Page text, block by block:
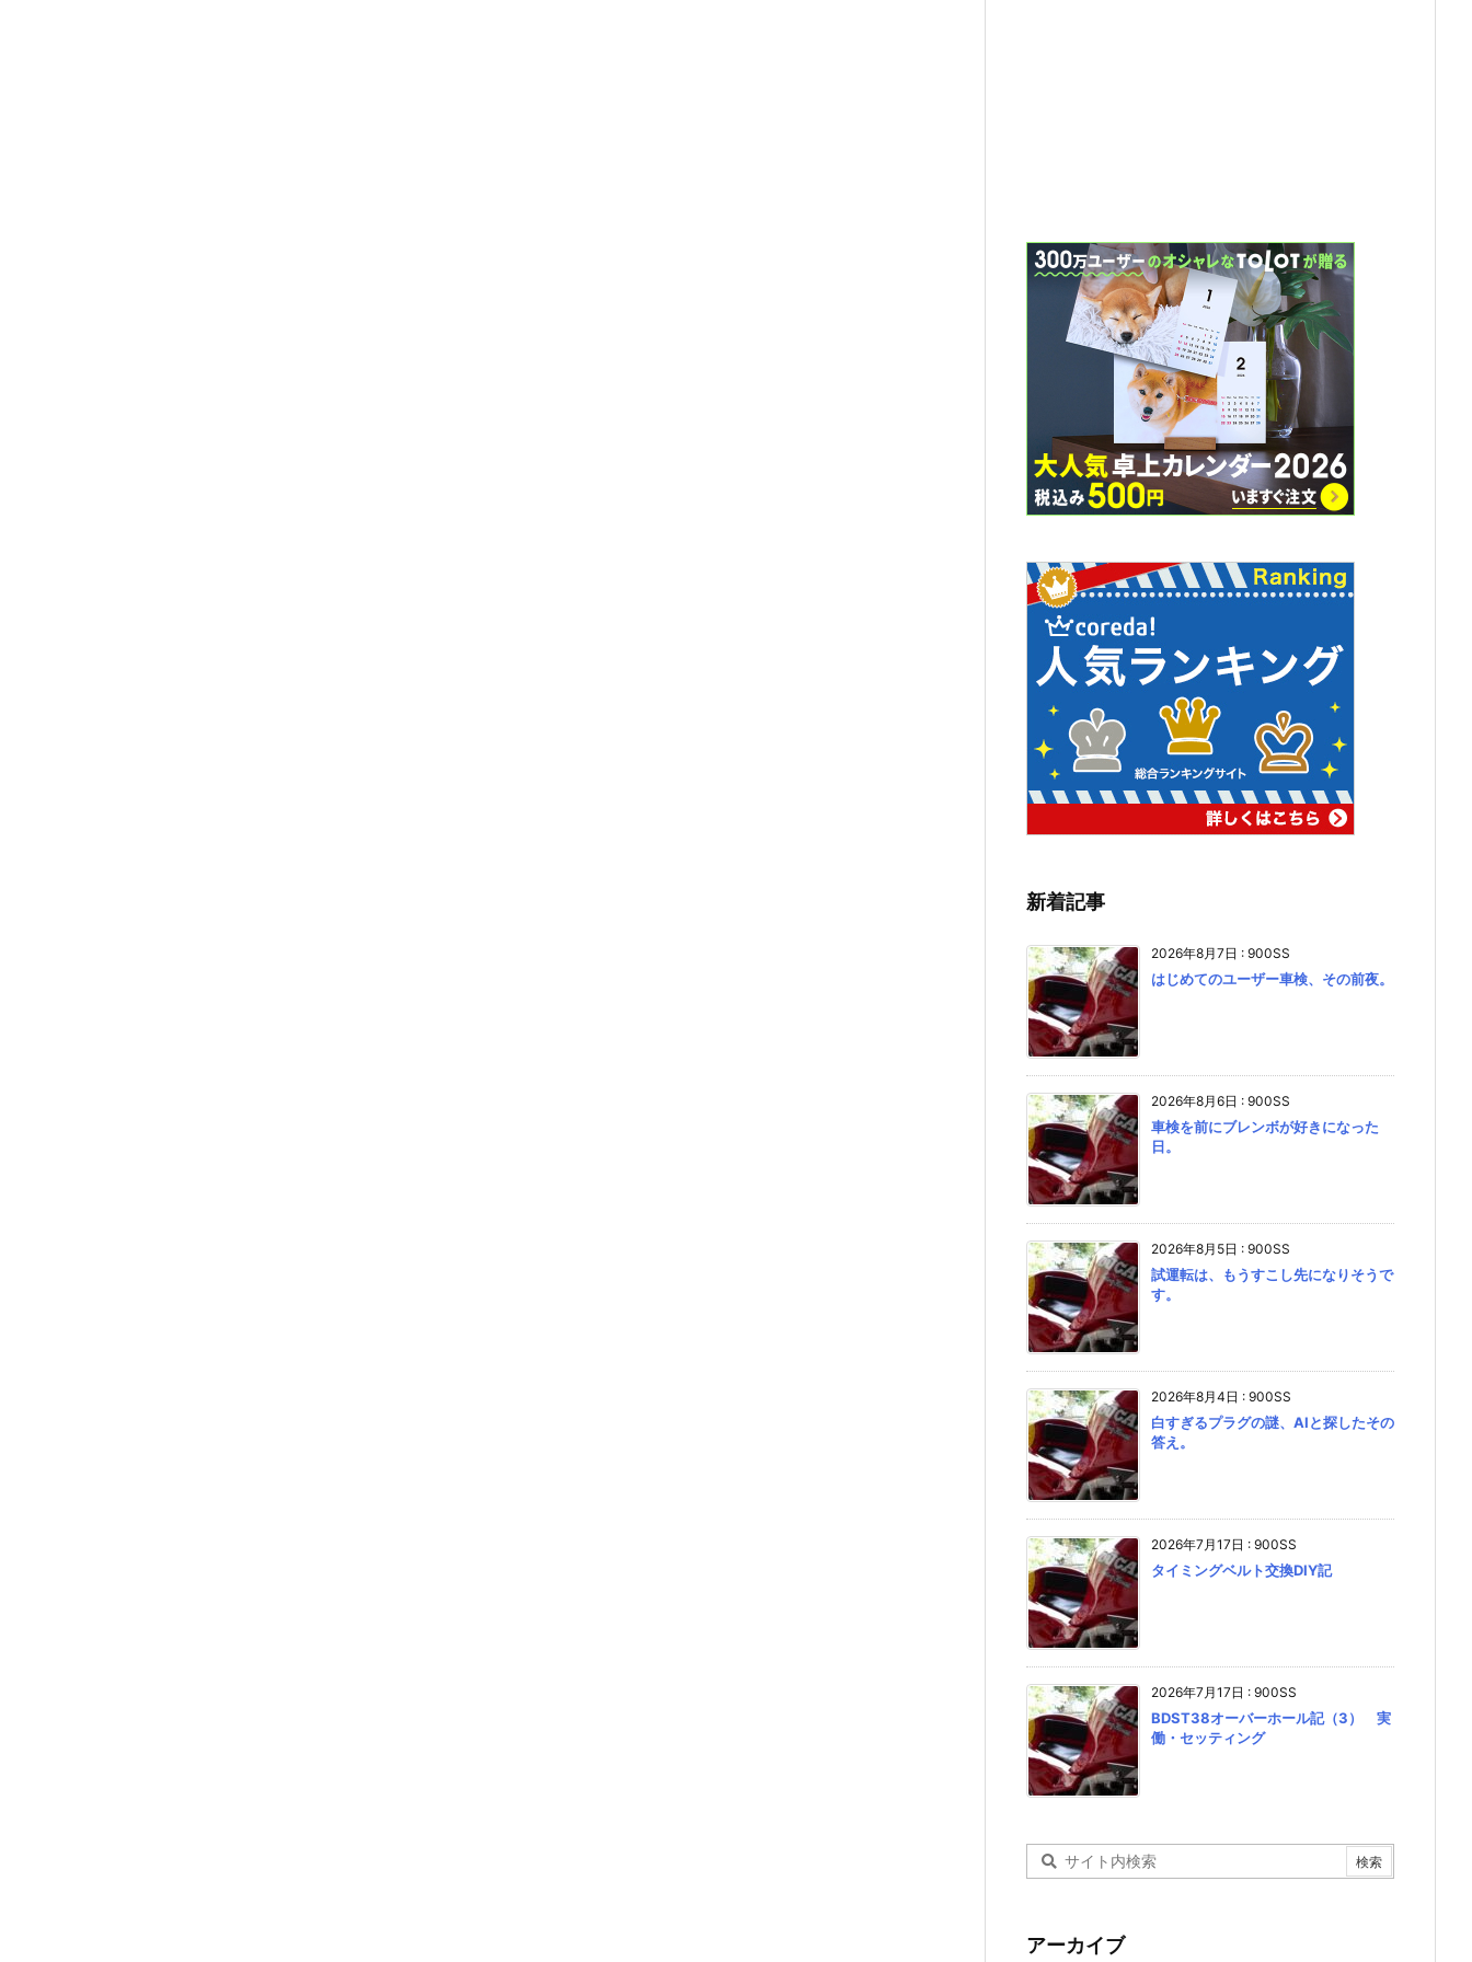
新着記事
2026年8月7日 : 900SS
はじめてのユーザー車検、その前夜。
2026年8月6日 : 900SS
車検を前にブレンボが好きになった
日。
2026年8月5日 : 900SS
試運転は、もうすこし先になりそうで
す。
2026年8月4日 : 900SS
白すぎるプラグの謎、AIと探したその
答え。
2026年7月17日 : 900SS
タイミングベルト交換DIY記
2026年7月17日 : 900SS
BDST38オーバーホール記（3） 実
働・セッティング
アーカイブ